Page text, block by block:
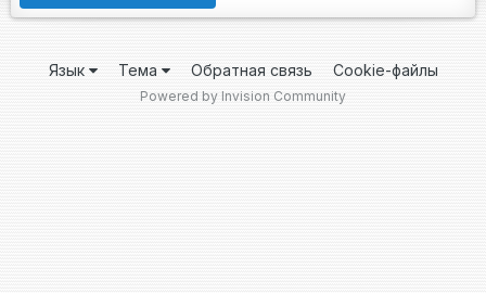
Язык Тема Обратная связь Cookie-файлы
Powered by Invision Community